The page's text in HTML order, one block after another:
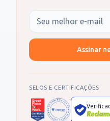
Seu e-mail
Assinar
SELOS E CERTIFICAÇÕES